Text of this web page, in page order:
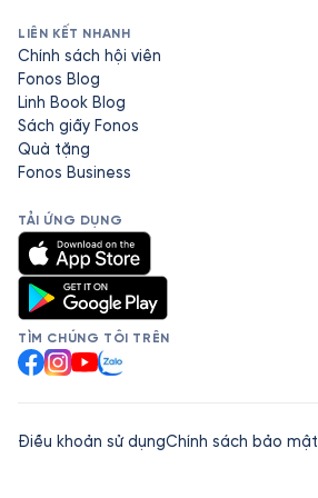
LIÊN KẾT NHANH
Chính sách hội viên
Fonos Blog
Linh Book Blog
Sách giấy Fonos
Quà tặng
Fonos Business
TẢI ỨNG DỤNG
TÌM CHÚNG TÔI TRÊN
Facebook
Instagram
YouTube
Zalo
Điều khoản sử dụngChính sách bảo mật